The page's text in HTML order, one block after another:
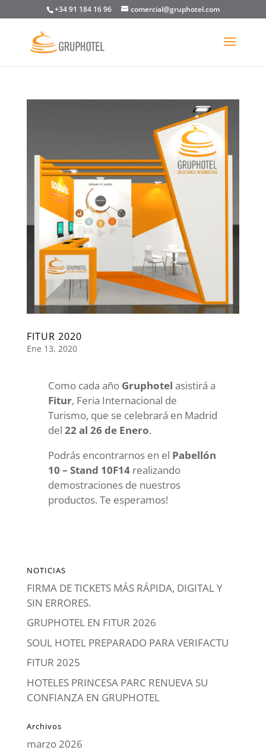
+34 91 184 16 96 comercial@gruphotel.com
FITUR 2020
Ene 13, 2020
Como cada año Gruphotel asistirá a
Fitur, Feria Internacional de
Turismo, que se celebrará en Madrid
del 22 al 26 de Enero.
Podrás encontrarnos en el Pabellón
10 – Stand 10F14realizando
demostraciones de nuestros
productos. Te esperamos!
NOTICIAS
FIRMA DE TICKETS MÁS RÁPIDA, DIGITAL Y
SIN ERRORES.
GRUPHOTEL EN FITUR 2026
SOUL HOTEL PREPARADO PARA VERIFACTU
FITUR 2025
HOTELES PRINCESA PARC RENUEVA SU
CONFIANZA EN GRUPHOTEL
Archivos
marzo 2026